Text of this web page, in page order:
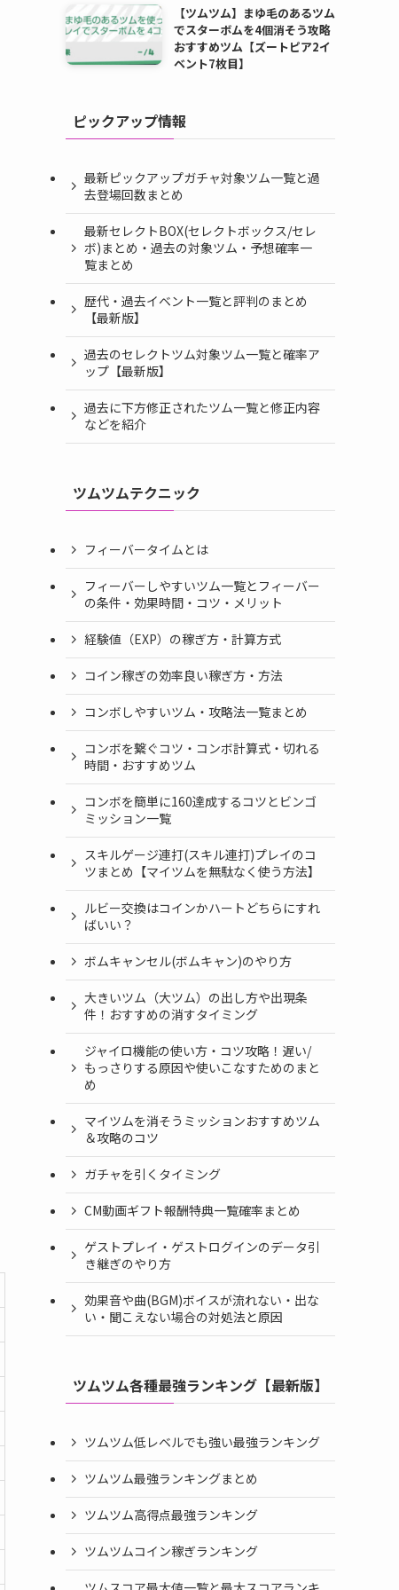
【ツムツム】まゆ毛のあるツム
でスターボムを4個消そう攻略
おすすめツム【ズートピア2イ
ベント7枚目】
ピックアップ情報
最新ピックアップガチャ対象ツム一覧と過
去登場回数まとめ
最新セレクトBOX(セレクトボックス/セレ
ボ)まとめ・過去の対象ツム・予想確率一
覧まとめ
歴代・過去イベント一覧と評判のまとめ
【最新版】
過去のセレクトツム対象ツム一覧と確率ア
ップ【最新版】
過去に下方修正されたツム一覧と修正内容
などを紹介
ツムツムテクニック
フィーバータイムとは
フィーバーしやすいツム一覧とフィーバー
の条件・効果時間・コツ・メリット
経験値（EXP）の稼ぎ方・計算方式
コイン稼ぎの効率良い稼ぎ方・方法
コンボしやすいツム・攻略法一覧まとめ
コンボを繋ぐコツ・コンボ計算式・切れる
時間・おすすめツム
コンボを簡単に160達成するコツとビンゴ
ミッション一覧
スキルゲージ連打(スキル連打)プレイのコ
ツまとめ【マイツムを無駄なく使う方法】
ルビー交換はコインかハートどちらにすれ
ばいい？
ボムキャンセル(ボムキャン)のやり方
大きいツム（大ツム）の出し方や出現条
件！おすすめの消すタイミング
ジャイロ機能の使い方・コツ攻略！遅い/
もっさりする原因や使いこなすためのまと
め
マイツムを消そうミッションおすすめツム
＆攻略のコツ
ガチャを引くタイミング
CM動画ギフト報酬特典一覧確率まとめ
ゲストプレイ・ゲストログインのデータ引
き継ぎのやり方
効果音や曲(BGM)ボイスが流れない・出な
い・聞こえない場合の対処法と原因
ツムツム各種最強ランキング【最新版】
ツムツム低レベルでも強い最強ランキング
ツムツム最強ランキングまとめ
ツムツム高得点最強ランキング
ツムツムコイン稼ぎランキング